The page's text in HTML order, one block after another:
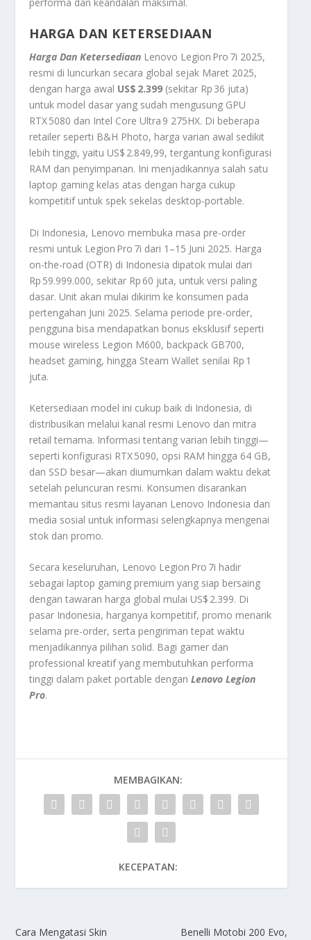
HARGA DAN KETERSEDIAAN
Harga Dan Ketersediaan Lenovo Legion Pro 7i 2025,
resmi di luncurkan secara global sejak Maret 2025,
dengan harga awal US$ 2.399 (sekitar Rp 36 juta)
untuk model dasar yang sudah mengusung GPU
RTX 5080 dan Intel Core Ultra 9 275HX. Di beberapa
retailer seperti B&H Photo, harga varian awal sedikit
lebih tinggi, yaitu US$ 2.849,99, tergantung konfigurasi
RAM dan penyimpanan. Ini menjadikannya salah satu
laptop gaming kelas atas dengan harga cukup
kompetitif untuk spek sekelas desktop-portable.
Di Indonesia, Lenovo membuka masa pre-order
resmi untuk Legion Pro 7i dari 1–15 Juni 2025. Harga
on-the-road (OTR) di Indonesia dipatok mulai dari
Rp 59.999.000, sekitar Rp 60 juta, untuk versi paling
dasar. Unit akan mulai dikirim ke konsumen pada
pertengahan Juni 2025. Selama periode pre-order,
pengguna bisa mendapatkan bonus eksklusif seperti
mouse wireless Legion M600, backpack GB700,
headset gaming, hingga Steam Wallet senilai Rp 1
juta.
Ketersediaan model ini cukup baik di Indonesia, di
distribusikan melalui kanal resmi Lenovo dan mitra
retail ternama. Informasi tentang varian lebih tinggi—
seperti konfigurasi RTX 5090, opsi RAM hingga 64 GB,
dan SSD besar—akan diumumkan dalam waktu dekat
setelah peluncuran resmi. Konsumen disarankan
memantau situs resmi layanan Lenovo Indonesia dan
media sosial untuk informasi selengkapnya mengenai
stok dan promo.
Secara keseluruhan, Lenovo Legion Pro 7i hadir
sebagai laptop gaming premium yang siap bersaing
dengan tawaran harga global mulai US$ 2.399. Di
pasar Indonesia, harganya kompetitif, promo menarik
selama pre-order, serta pengiriman tepat waktu
menjadikannya pilihan solid. Bagi gamer dan
professional kreatif yang membutuhkan performa
tinggi dalam paket portable denganLenovo Legion
Pro.
MEMBAGIKAN:
KECEPATAN:
Cara Mengatasi Skin
Benelli Motobi 200 Evo,